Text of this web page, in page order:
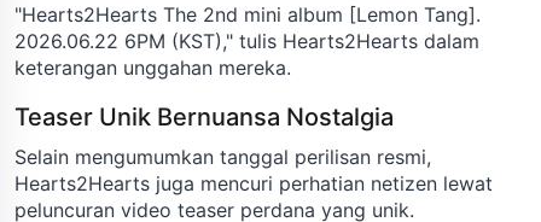
"Hearts2Hearts The 2nd mini album [Lemon Tang].
2026.06.22 6PM (KST)," tulis Hearts2Hearts dalam
keterangan unggahan mereka.
Teaser Unik Bernuansa Nostalgia
Selain mengumumkan tanggal perilisan resmi,
Hearts2Hearts juga mencuri perhatian netizen lewat
peluncuran video teaser perdana yang unik.